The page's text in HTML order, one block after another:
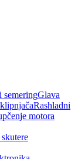
semeringGlava
Rashladni
motora